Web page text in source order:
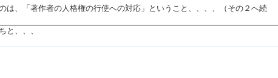
は、「著作者の人格権の行使への対応」ということ、、、、（その２へ続
と、、、